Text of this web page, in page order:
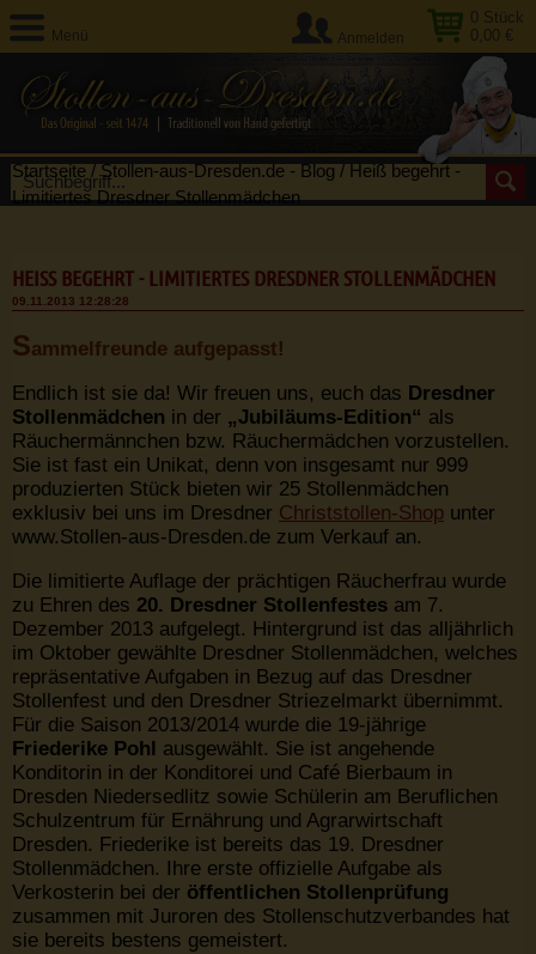
Menü
0 Stück
0,00 €
Anmelden
Startseite /Stollen-aus-Dresden.de - Blog /Heiß begehrt -
Limitiertes Dresdner Stollenmädchen
HEISS BEGEHRT - LIMITIERTES DRESDNER STOLLENMÄDCHEN
09.11.2013 12:28:28
Sammelfreunde aufgepasst!
Endlich ist sie da! Wir freuen uns, euch das Dresdner
Stollenmädchen in der „Jubiläums-Edition“ als
Räuchermännchen bzw. Räuchermädchen vorzustellen.
Sie ist fast ein Unikat, denn von insgesamt nur 999
produzierten Stück bieten wir 25 Stollenmädchen
exklusiv bei uns im Dresdner Christstollen-Shop unter
www.Stollen-aus-Dresden.de zum Verkauf an.
Die limitierte Auflage der prächtigen Räucherfrau wurde
zu Ehren des 20. Dresdner Stollenfestes am 7.
Dezember 2013 aufgelegt. Hintergrund ist das alljährlich
im Oktober gewählte Dresdner Stollenmädchen, welches
repräsentative Aufgaben in Bezug auf das Dresdner
Stollenfest und den Dresdner Striezelmarkt übernimmt.
Für die Saison 2013/2014 wurde die 19-jährige
Friederike Pohl
ausgewählt. Sie ist angehende
Konditorin in der Konditorei und Café Bierbaum in
Dresden Niedersedlitz sowie Schülerin am Beruflichen
Schulzentrum für Ernährung und Agrarwirtschaft
Dresden. Friederike ist bereits das 19. Dresdner
Stollenmädchen. Ihre erste offizielle Aufgabe als
Verkosterin bei der öffentlichen Stollenprüfung
zusammen mit Juroren des Stollenschutzverbandes hat
sie bereits bestens gemeistert.